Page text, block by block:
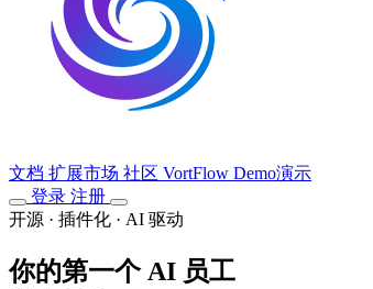
文档 扩展市场 社区 VortFlow Demo演示
登录 注册
开源 · 插件化 · AI 驱动
你的第一个 AI 员工